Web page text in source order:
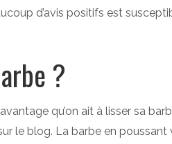
d’avis positifs est
?
qu’on ait à lisser sa
le blog. La barbe en poussant